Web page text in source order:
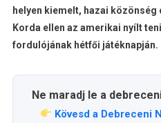
helyen kiemelt, hazai
Korda ellen az amerikai nyílt
fordulójának hétfői játéknapján.
Ne maradj le a
Kövesd a Debreceni